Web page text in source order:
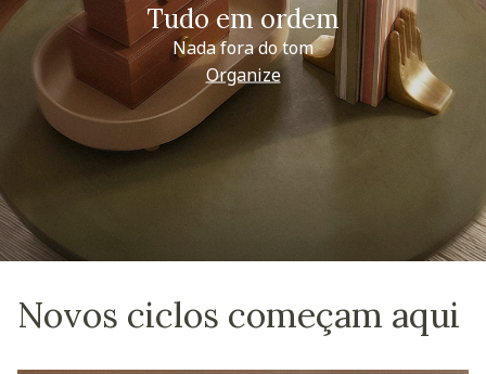
Tudo em ordem
Nada fora do tom
Organize
Novos ciclos começam aqui